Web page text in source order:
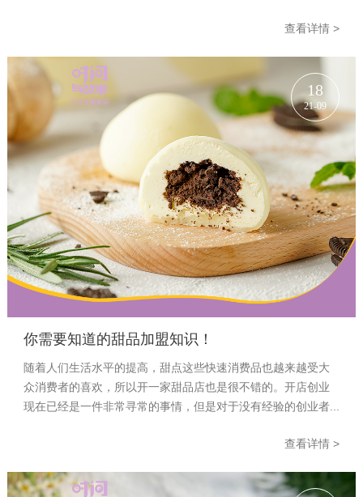
查看详情 >
18
21-09
你需要知道的甜品加盟知识！
随着人们生活水平的提高，甜点这些快速消费品也越来越受大
众消费者的喜欢，所以开一家甜品店也是很不错的。开店创业
现在已经是一件非常寻常的事情，但是对于没有经验的创业者...
查看详情 >